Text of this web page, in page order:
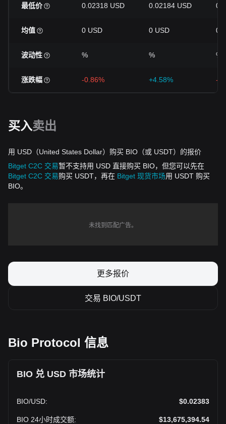
最低价 0.02318 USD 0.02184 USD
均值 0 USD 0 USD 0
波动性 % % %
涨跌幅 -0.86% +4.58% -
买入卖出
用 USD（United States Dollar）购买 BIO（或 USDT）的报价
Bitget C2C 交易暂不支持用 USD 直接购买 BIO，但您可以先在
Bitget C2C 交易购买 USDT，再在 Bitget 现货市场用 USDT 购买
BIO。
未找到匹配广告。
更多报价
交易 BIO/USDT
Bio Protocol 信息
BIO 兑 USD 市场统计
BIO/USD: $0.02383
BIO 24小时成交额: $13,675,394.54